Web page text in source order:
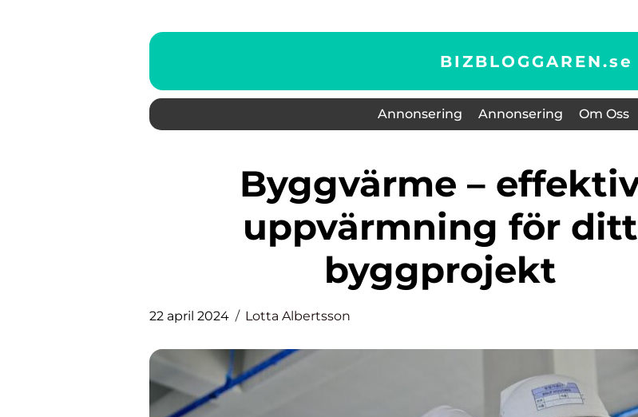
BIZBLOGGAREN.se
Annonsering Annonsering Om Oss
Byggvärme – effektiv
uppvärmning för ditt
byggprojekt
22 april 2024 Lotta Albertsson